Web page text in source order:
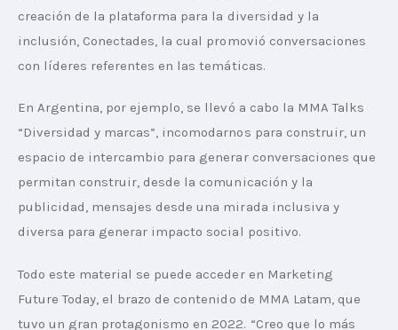
creación de la plataforma para la diversidad y la
inclusión, Conectades, la cual promovió conversaciones
con líderes referentes en las temáticas.
En Argentina, por ejemplo, se llevó a cabo la MMA Talks
“Diversidad y marcas”, incomodarnos para construir, un
espacio de intercambio para generar conversaciones que
permitan construir, desde la comunicación y la
publicidad, mensajes desde una mirada inclusiva y
diversa para generar impacto social positivo.
Todo este material se puede acceder en Marketing
Future Today, el brazo de contenido de MMA Latam, que
tuvo un gran protagonismo en 2022. “Creo que lo más